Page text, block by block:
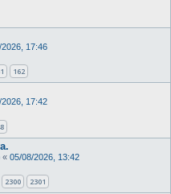
17:46
162
17:42
« 05/08/2026, 13:42
2300 2301